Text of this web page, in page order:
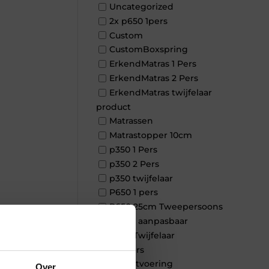
Uncategorized
2x p650 1pers
Custom
CustomBoxspring
ErkendMatras 1 Pers
ErkendMatras 2 Pers
ErkendMatras twijfelaar
product
Matrassen
Matrastopper 10cm
p350 1 Pers
p350 2 Pers
p350 twijfelaar
P650 1 pers
P650 25cm Tweepersoons
een kern aanpasbaar
P650 Twijfelaar
Toppers
Maatvoering